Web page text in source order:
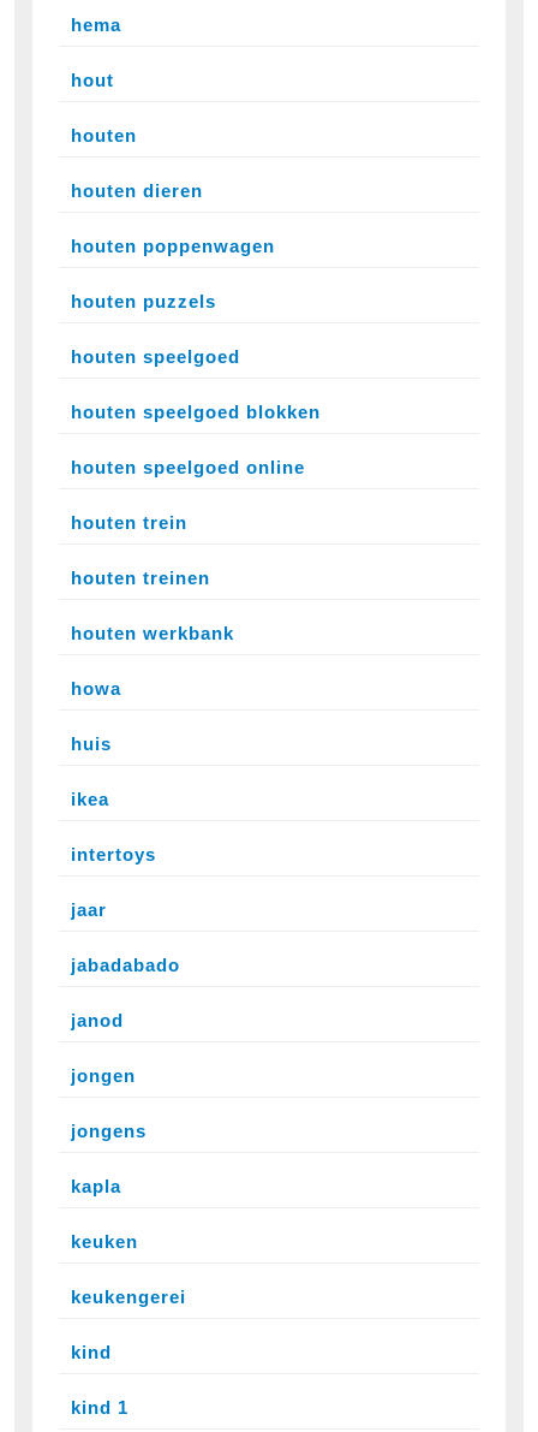
hema
hout
houten
houten dieren
houten poppenwagen
houten puzzels
houten speelgoed
houten speelgoed blokken
houten speelgoed online
houten trein
houten treinen
houten werkbank
howa
huis
ikea
intertoys
jaar
jabadabado
janod
jongen
jongens
kapla
keuken
keukengerei
kind
kind 1